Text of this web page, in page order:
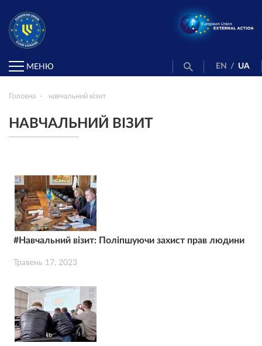
МЕНЮ EN / UA
Головна навчальний візит
НАВЧАЛЬНИЙ ВІЗИТ
#Навчальний візит: Поліпшуючи захист прав людини
Травень 17, 2023